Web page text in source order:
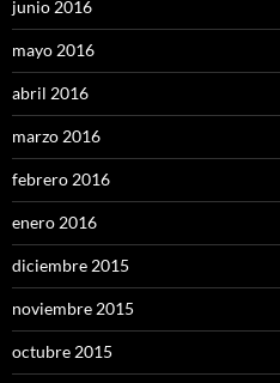
junio 2016
mayo 2016
abril 2016
marzo 2016
febrero 2016
enero 2016
diciembre 2015
noviembre 2015
octubre 2015